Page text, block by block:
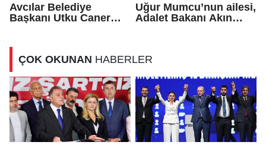
Avcılar Belediye
Başkanı Utku Caner
Uğur Mumcu’nun ailesi,
Adalet Bakanı Akın
ÇOK OKUNAN HABERLER